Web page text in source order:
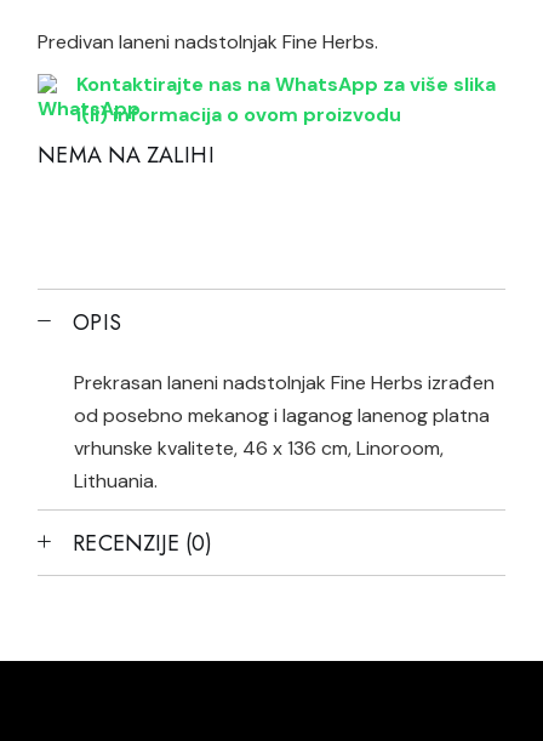
Predivan laneni nadstolnjak Fine Herbs.
Kontaktirajte nas na WhatsApp za više slika
i(li) informacija o ovom proizvodu
NEMA NA ZALIHI
OPIS
Prekrasan laneni nadstolnjak Fine Herbs izrađen
od posebno mekanog i laganog lanenog platna
vrhunske kvalitete, 46 x 136 cm, Linoroom,
Lithuania.
RECENZIJE (0)